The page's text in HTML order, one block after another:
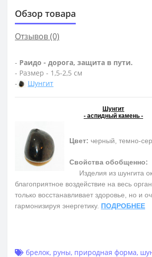
Обзор товара
Отзывов (0)
- Раидо - дорога, защита в пути.
- Размер - 1,5-2,5 см
-
Шунгит
Шунгит
- аспидный камень -
Цвет: черный, темно-
Свойства обобщенно:
Изделия из шунгита
благоприятное воздействие на весь
только восстанавливает здоровье, но и
гармонизируя энергетику. ПОДРОБНЕЕ
брелок, руны, природная форма,